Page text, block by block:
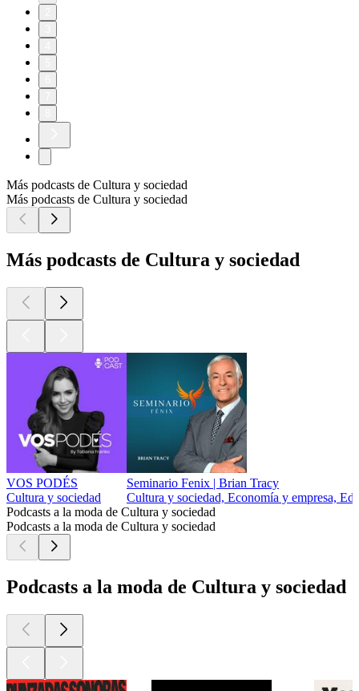
Más podcasts de Cultura y sociedad
Más podcasts de Cultura y sociedad
Más podcasts de Cultura y sociedad
VOS PODÉS
Cultura y sociedad
Seminario Fenix | Brian Tracy
Cultura y sociedad, Economía y empresa,
Podcasts a la moda de Cultura y sociedad
Podcasts a la moda de Cultura y sociedad
Podcasts a la moda de Cultura y sociedad